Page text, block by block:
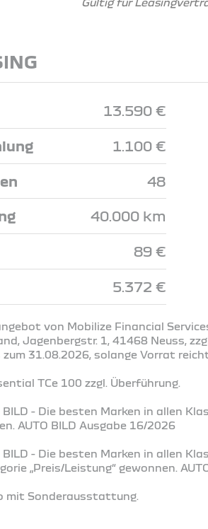
13.590 €
1.100 €
48
40.000 km
89 €
5.372 €
von Mobilize Financial
Jagenbergstr. 1, 41468 Neuss,
31.08.2026, solange Vorrat
TCe 100 zzgl. Überführung.
BILD - Die besten Marken in allen
AUTO BILD Ausgabe 16/2026
BILD - Die besten Marken in allen
„Preis/Leistung“ gewonnen.
mit Sonderausstattung.